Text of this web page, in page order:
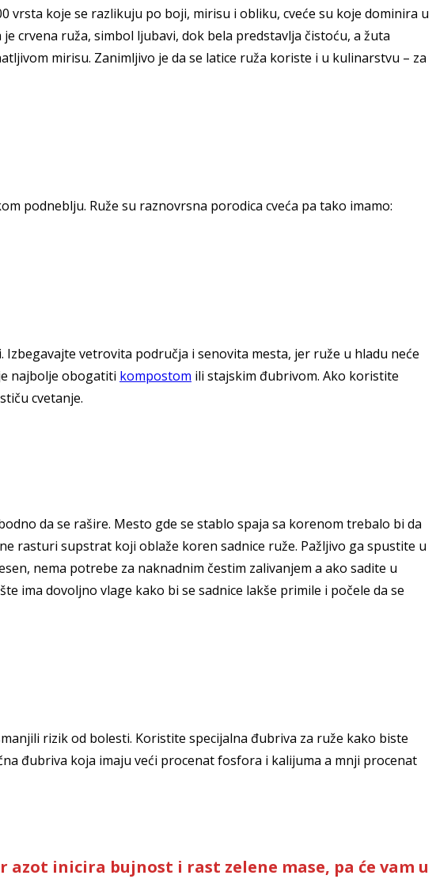
vrsta koje se razlikuju po boji, mirisu i obliku, cveće su koje dominira u
crvena ruža, simbol ljubavi, dok bela predstavlja čistoću, a žuta
mirisu. Zanimljivo je da se latice ruža koriste i u kulinarstvu – za
podneblju. Ruže su raznovrsna porodica cveća pa tako imamo:
vetrovita područja i senovita mesta, jer ruže u hladu neće
najbolje obogatiti kompostom ili stajskim đubrivom. Ako koristite
cvetanje.
da se rašire. Mesto gde se stablo spaja sa korenom trebalo bi da
rasturi supstrat koji oblaže koren sadnice ruže. Pažljivo ga spustite u
nema potrebe za naknadnim čestim zalivanjem a ako sadite u
ima dovoljno vlage kako bi se sadnice lakše primile i počele da se
rizik od bolesti. Koristite specijalna đubriva za ruže kako biste
đubriva koja imaju veći procenat fosfora i kalijuma a mnji procenat
inicira bujnost i rast zelene mase, pa će vam u